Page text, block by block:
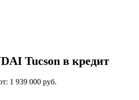
Tucson в кредит
1 939 000 руб.